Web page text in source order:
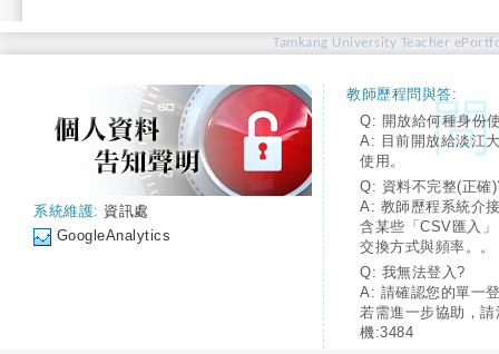
Tamkang University Teacher
系統維護: 資訊處
GoogleAnalytics
教師歷程問與答:
Q: 開放給何種身份
A: 目前開放給淡江
使用。
Q: 資料不完整(正確
A: 教師歷程系統介
含某些「CSV匯入
交換方式與頻率。。
Q: 我無法登入?
A: 請確認您的單一
若需進一步協助，
機:3484